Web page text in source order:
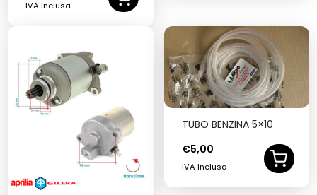
IVA Inclusa
TUBO BENZINA 5×10
€5,00
IVA Inclusa